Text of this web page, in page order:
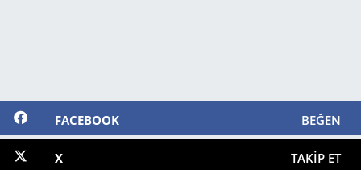
FACEBOOK BEĞEN
X TAKIP ET